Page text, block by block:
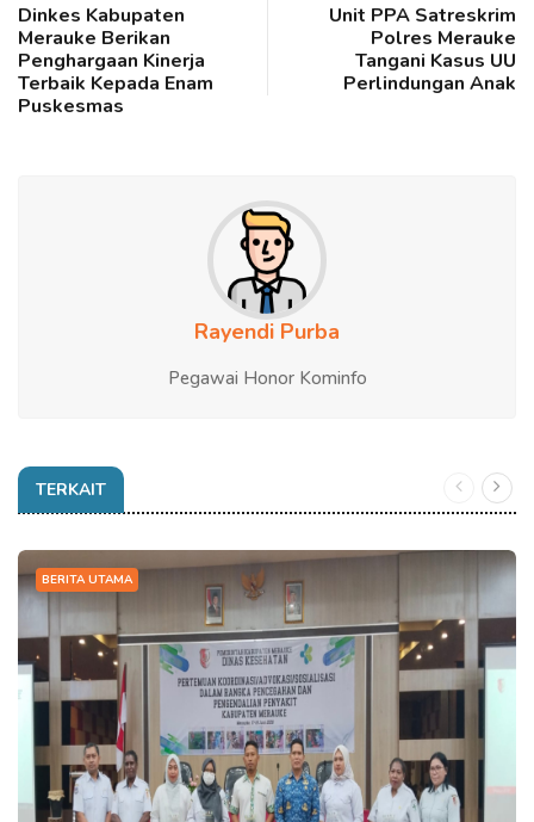
Dinkes Kabupaten
Merauke Berikan
Penghargaan Kinerja
Terbaik Kepada Enam
Puskesmas
Unit PPA Satreskrim
Polres Merauke
Tangani Kasus UU
Perlindungan Anak
Rayendi Purba
Pegawai Honor Kominfo
TERKAIT
BERITA UTAMA